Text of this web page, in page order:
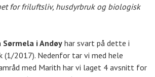
for friluftsliv, husdyrbruk og biologisk
i Andøy har svart på dette i
(1/2017). Nedenfor tar vi med hele
med Marith har vi laget 4 avsnitt for